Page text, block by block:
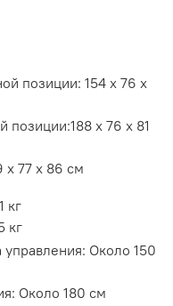
позиции: 154 х 76 х
позиции:188 x 76 x 81
x 77 x 86 см
кг
кг
управления: Около 150
Около 180 см